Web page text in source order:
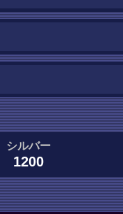
シルバー
1200